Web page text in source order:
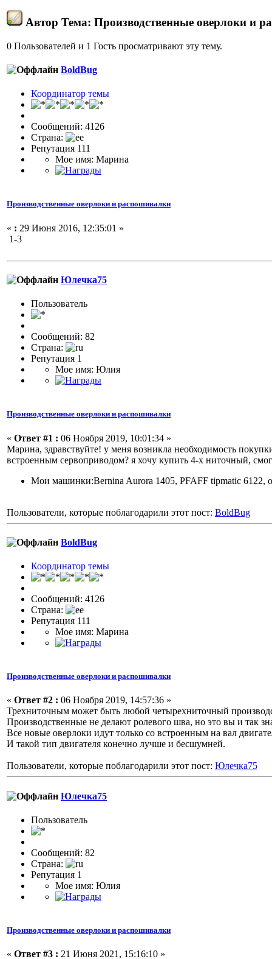
Автор Тема: Производственные оверлоки и
0 Пользователей и 1 Гость просматривают эту тему.
BoldBug
Координатор темы
Сообщений: 4126
Страна:
Репутация 111
Мое имя: Марина
Производственные оверлоки и распошивалки
« : 29 Июня 2016, 12:35:01 »
1-3
Юлечка75
Пользовaтeль
Сообщений: 82
Страна:
Репутация 1
Мое имя: Юлия
Производственные оверлоки и распошивалки
« Ответ #1 : 06 Ноября 2019, 10:01:34 »
Марина, здравствуйте! у меня возникла необходимость
встроенным сервоприводом? я хочу купить 4-х ниточный,
Мои машинки:Bernina Aurora 1405, PFAFF tipmatic 6122,
Пользователи, которые поблагодарили этот пост: BoldBug
BoldBug
Координатор темы
Сообщений: 4126
Страна:
Репутация 111
Мое имя: Марина
Производственные оверлоки и распошивалки
« Ответ #2 : 06 Ноября 2019, 14:57:36 »
Трехниточным может быть любой четырехниточный
Производственные не делают ролевого шва, но это вы и так
Все новые оверлоки идут только со встроенным на вал
И такой тип двигателя конечно лучше и бесшумней.
Пользователи, которые поблагодарили этот пост: Юлечка75
Юлечка75
Пользовaтeль
Сообщений: 82
Страна:
Репутация 1
Мое имя: Юлия
Производственные оверлоки и распошивалки
« Ответ #3 : 21 Июня 2021, 15:16:10 »